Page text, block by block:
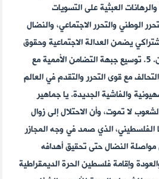
العبثية على التسويات
بين التحرر الوطني والتحرر الاجتماعي، والنضال
يضمن العدالة الاجتماعية وحقوق
العمال والفلاحين والكادحين. 5. توسيع جبهة التضامن الأممية مع
مع قوى التحرر والتقدم في العالم
والفاشية الجديدة. يا جماهير
لا تموت، وأن الاحتلال إلى زوال
الذي صمد في وجه المجازر
مواصلة النضال حتى تحقيق أهدافه
وإقامة فلسطين الحرة الديمقراطية